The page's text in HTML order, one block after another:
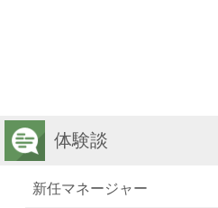
体験談
新任マネージャー